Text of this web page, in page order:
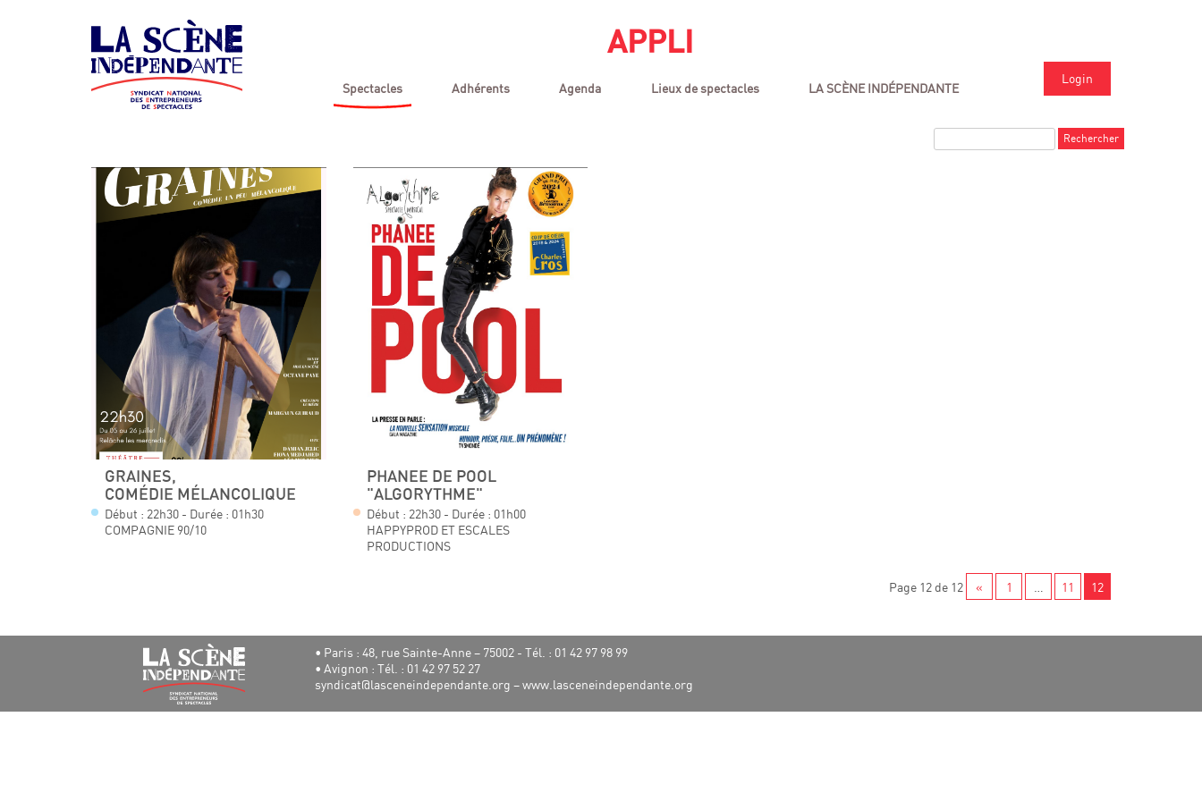
APPLI
Spectacles Adhérents Agenda Lieux de spectacles LA SCÈNE INDÉPENDANTE
Login
GRAINES,
COMÉDIE MÉLANCOLIQUE
Début : 22h30 - Durée : 01h30
COMPAGNIE 90/10
PHANEE DE POOL
"ALGORYTHME"
Début : 22h30 - Durée : 01h00
HAPPYPROD ET ESCALES
PRODUCTIONS
Page 12 de 12 « 1 11 12
• Paris : 48, rue Sainte-Anne – 75002 - Tél. : 01 42 97 98 99
• Avignon : Tél. : 01 42 97 52 27
syndicat@lasceneindependante.org –www.lasceneindependante.org